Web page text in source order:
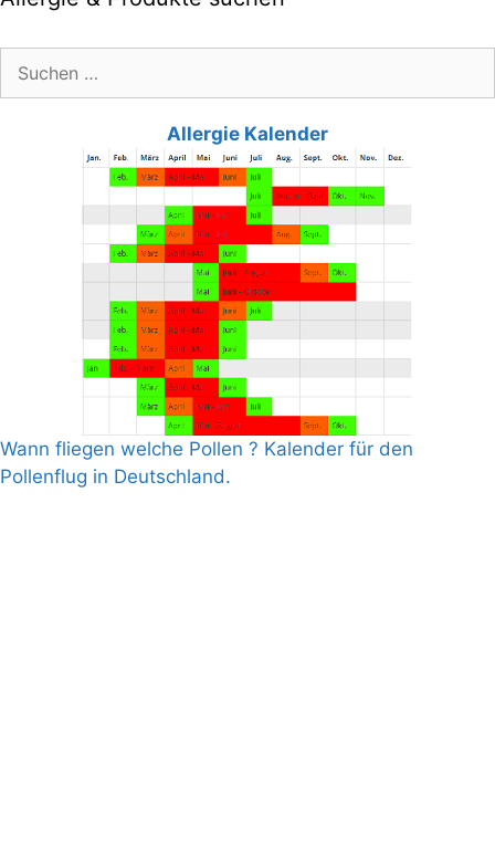
Allergie Kalender
Wann fliegen welche Pollen ? Kalender für den
Pollenflug in Deutschland.